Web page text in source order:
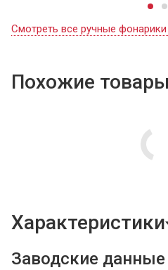
Смотреть все ручные
Похожие товары
Характеристики
Заводские данные